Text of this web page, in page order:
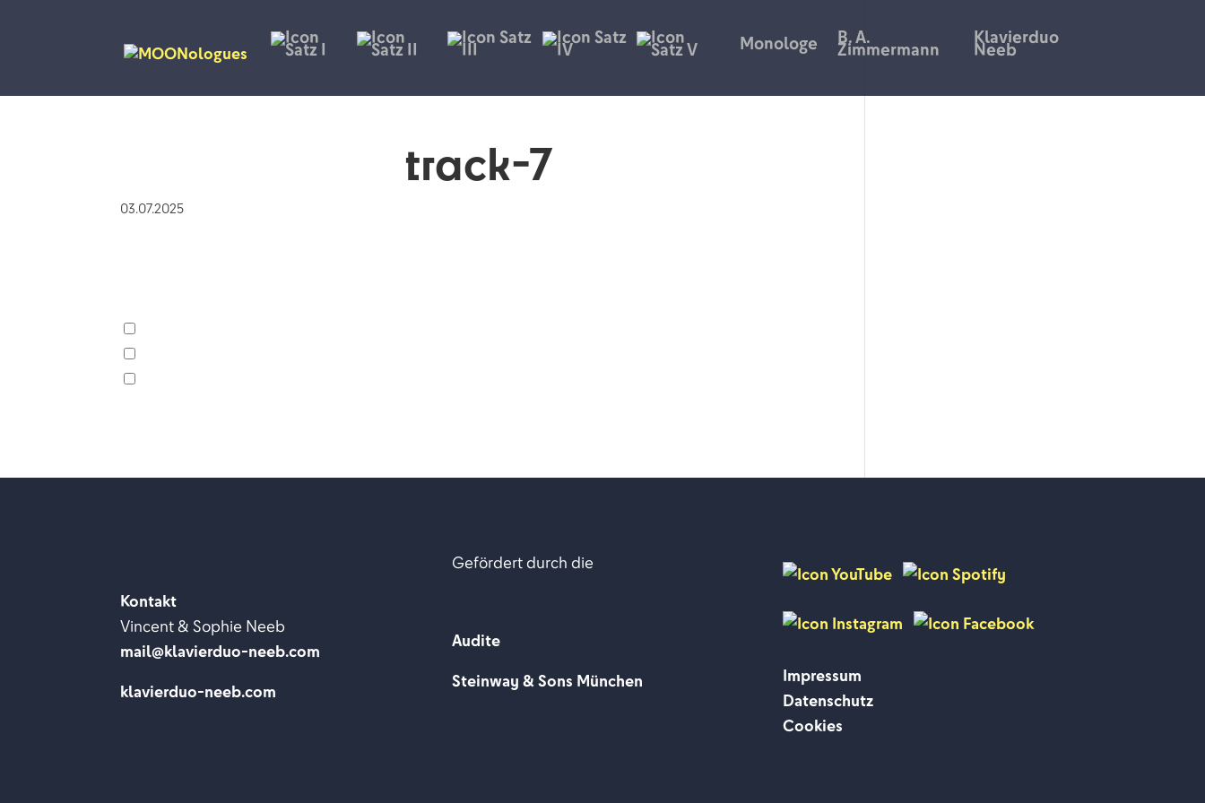
Monologe B. A.
Zimmermann
Klavierduo
Neeb
track-7
03.07.2025
Kontakt
Vincent & Sophie Neeb
mail@klavierduo-neeb.com
klavierduo-neeb.com
Gefördert durch die
Audite
Steinway & Sons München
Impressum
Datenschutz
Cookies